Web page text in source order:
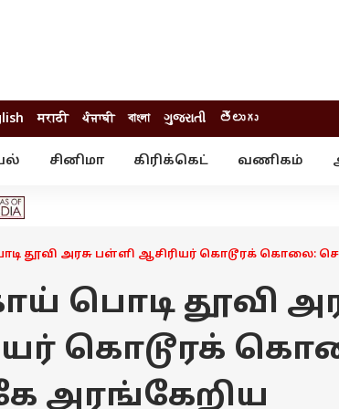
मराठी ਪੰਜਾਬੀ বাংলা ગુજરાતી తెలుగు
சினிமா கிரிக்கெட் வணிகம்
தூவி அரசு பள்ளி ஆசிரியர் கொடூரக் கொலை:
பொடி தூவி
கொடூரக்
அரங்கேறிய